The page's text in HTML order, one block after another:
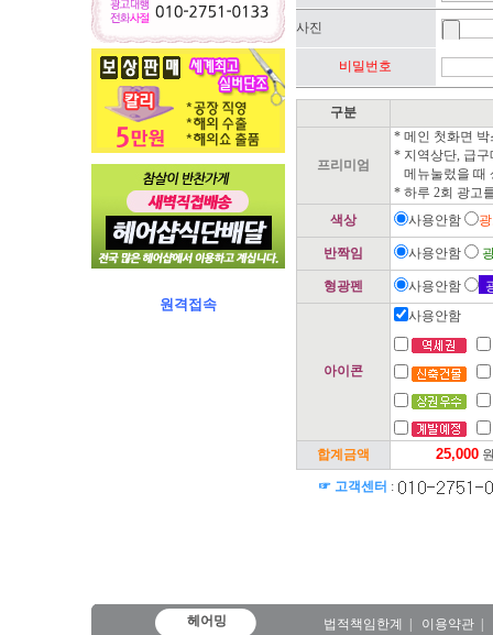
원격접속
사진
비밀번호
구분
프리미엄
* 메인 첫화면
* 지역상단, 급
메뉴눌렀을 때
* 하루 2회 광고
색상
사용안함
반짝임 사용안함
형광펜 사용안함
아이콘
사용안함
합계금액
☞ 고객센터 :
헤어밍 법적책임한계 이용약관|